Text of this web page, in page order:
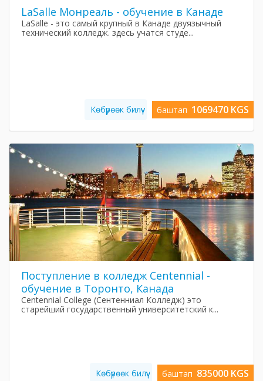
LaSalle Монреаль - обучение в Канаде
LaSalle - это самый крупный в Канаде двуязычный
технический колледж. здесь учатся студе...
Көбүрөөк билүү баштап 1069470 KGS
Поступление в колледж Centennial -
обучение в Торонто, Канада
Centennial College (Сентенниал Колледж) это
старейший государственный университетский к...
Көбүрөөк билүү баштап 835000 KGS